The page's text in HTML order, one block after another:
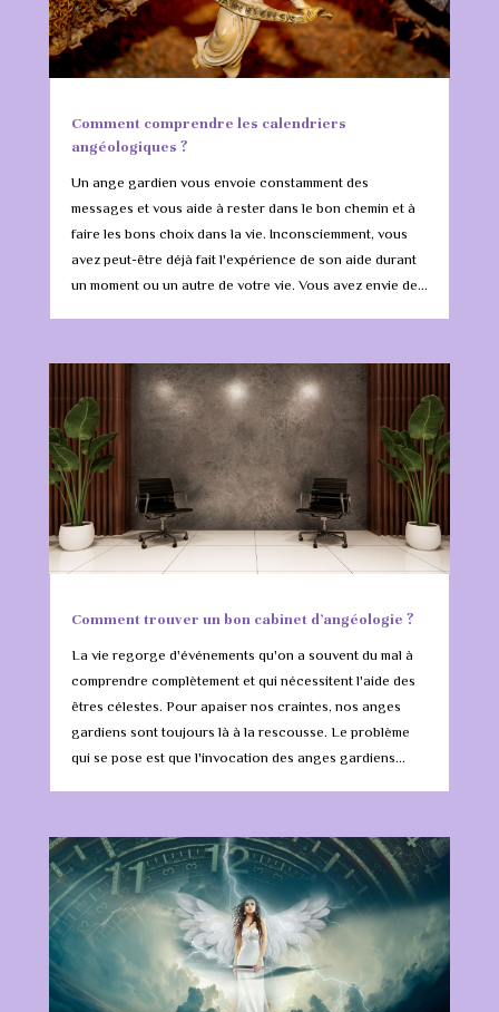
Comment comprendre les calendriers
angéologiques ?
Un ange gardien vous envoie constamment des
messages et vous aide à rester dans le bon chemin et à
faire les bons choix dans la vie. Inconsciemment, vous
avez peut-être déjà fait l'expérience de son aide durant
un moment ou un autre de votre vie. Vous avez envie de...
Comment trouver un bon cabinet d’angéologie ?
La vie regorge d'événements qu'on a souvent du mal à
comprendre complètement et qui nécessitent l'aide des
êtres célestes. Pour apaiser nos craintes, nos anges
gardiens sont toujours là à la rescousse. Le problème
qui se pose est que l'invocation des anges gardiens...